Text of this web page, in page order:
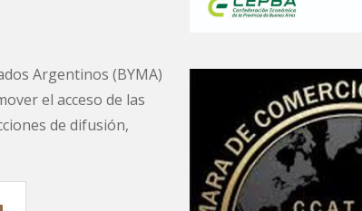
Argentinos (BYMA)
el acceso de las
de difusión,